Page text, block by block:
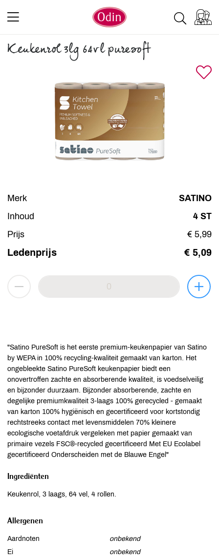
Keukenrol 3lg 64vl puresoft
Merk
SATINO
Inhoud
4 ST
Prijs
€ 5,99
Ledenprijs € 5,09
"Satino PureSoft is het eerste premium-keukenpapier van Satino
by WEPA in 100% recycling-kwaliteit gemaakt van karton. Het
ongebleekte Satino PureSoft keukenpapier biedt een
onovertroffen zachte en absorberende kwaliteit, is voedselveilig
en bijzonder duurzaam. Bijzonder absorberende, zachte en
degelijke premiumkwaliteit 3-laags 100% gerecycled - gemaakt
van karton 100% hygiënisch en gecertificeerd voor kortstondig
rechtstreeks contact met levensmiddelen 70% kleinere
ecologische voetafdruk vergeleken met papier gemaakt van
primaire vezels FSC®-recycled gecertificeerd Met EU Ecolabel
gecertificeerd Onderscheiden met de Blauwe Engel"
Ingrediënten
Keukenrol, 3 laags, 64 vel, 4 rollen.
Allergenen
Aardnoten
onbekend
Ei
onbekend